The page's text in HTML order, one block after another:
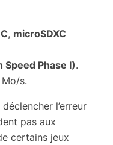
, microSDXC
Speed Phase I).
s.
l’erreur
pas aux
certains jeux